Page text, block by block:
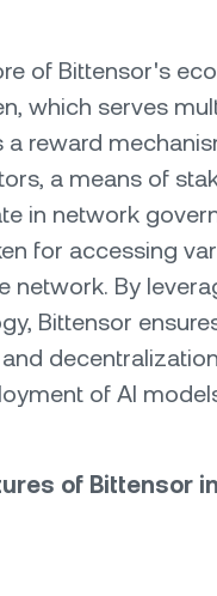
of Bittensor's
which serves
a reward
a means of
in network
for accessing
network. By
Bittensor
of AI
of Bittensor